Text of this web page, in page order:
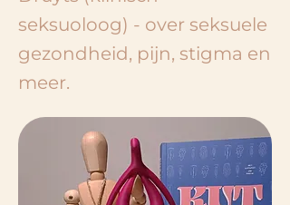
seksuoloog) - over seksuele
gezondheid, pijn, stigma en
meer.